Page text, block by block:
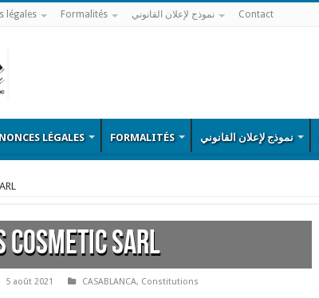
légales Formalités نموذج لإعلان القانوني Contact
LÉGALES FORMALITÉS نموذج لإعلان القانوني
COSMETIC SARL
5 août 2021 CASABLANCA, Constitutions